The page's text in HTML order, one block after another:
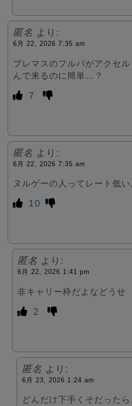
匿名 より:
6月 22, 2026 7:35 am
プレマスのフルパがアクセ
んで来るのに簡単…？
7
匿名 より:
6月 22, 2026 7:35 am
ヌルゲーの人ってレート低
10
匿名 より:
6月 22, 2026 1:41 pm
非キャリー枠だよなどうせ
2
匿名 より:
6月 23, 2026 1:24 am
どんだけ下手くそだった